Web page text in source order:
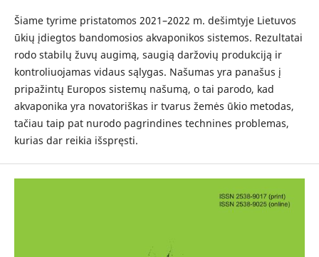
Šiame tyrime pristatomos 2021–2022 m. dešimtyje Lietuvos
ūkių įdiegtos bandomosios akvaponikos sistemos. Rezultatai
rodo stabilų žuvų augimą, saugią daržovių produkciją ir
kontroliuojamas vidaus sąlygas. Našumas yra panašus į
pripažintų Europos sistemų našumą, o tai parodo, kad
akvaponika yra novatoriškas ir tvarus žemės ūkio metodas,
tačiau taip pat nurodo pagrindines technines problemas,
kurias dar reikia išspręsti.